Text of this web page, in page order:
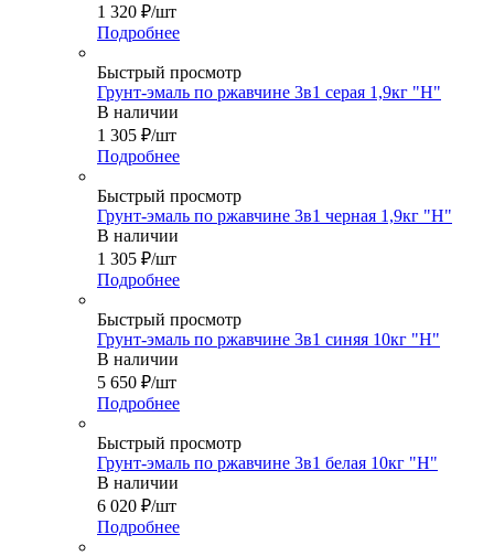
1 320 ₽/шт
Подробнее
Быстрый просмотр
Грунт-эмаль по ржавчине 3в1 серая 1,9кг "Н"
В наличии
1 305 ₽/шт
Подробнее
Быстрый просмотр
Грунт-эмаль по ржавчине 3в1 черная 1,9кг "Н"
В наличии
1 305 ₽/шт
Подробнее
Быстрый просмотр
Грунт-эмаль по ржавчине 3в1 синяя 10кг "Н"
В наличии
5 650 ₽/шт
Подробнее
Быстрый просмотр
Грунт-эмаль по ржавчине 3в1 белая 10кг "Н"
В наличии
6 020 ₽/шт
Подробнее